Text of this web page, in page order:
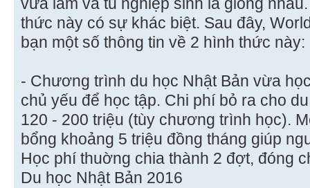
thức này có sự khác biệt. Sau đây,
bạn một số thông tin về 2 hình thức này:
- Chương trình du học Nhật Bản vừa
chủ yếu để học tập. Chi phí bỏ ra cho
120 - 200 triệu (tùy chương trình học).
bổng khoảng 5 triệu đồng tháng giúp
Học phí thuờng chia thành 2 đợt, đóng
Du học Nhật Bản 2016